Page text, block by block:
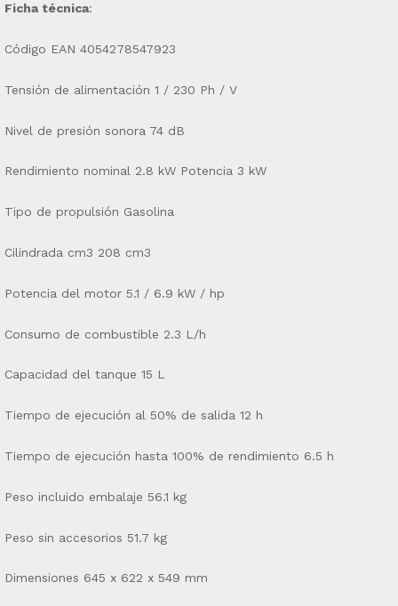
Ficha técnica:
Código EAN 4054278547923
Tensión de alimentación 1 / 230 Ph / V
Nivel de presión sonora 74 dB
Rendimiento nominal 2.8 kW Potencia 3 kW
Tipo de propulsión Gasolina
Cilindrada cm3 208 cm3
Potencia del motor 5.1 / 6.9 kW / hp
Consumo de combustible 2.3 L/h
Capacidad del tanque 15 L
Tiempo de ejecución al 50% de salida 12 h
Tiempo de ejecución hasta 100% de rendimiento 6.5 h
Peso incluido embalaje 56.1 kg
Peso sin accesorios 51.7 kg
Dimensiones 645 x 622 x 549 mm